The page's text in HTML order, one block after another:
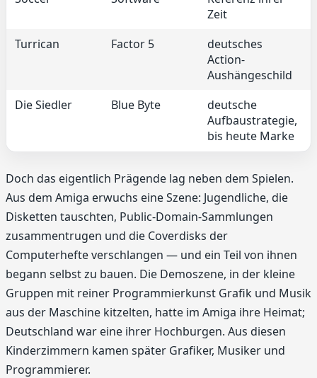
Zeit
Turrican
Factor 5
deutsches
Action-
Aushängeschild
Die Siedler
Blue Byte
deutsche
Aufbaustrategie,
bis heute Marke
Doch das eigentlich Prägende lag neben dem Spielen.
Aus dem Amiga erwuchs eine Szene: Jugendliche, die
Disketten tauschten, Public-Domain-Sammlungen
zusammentrugen und die Coverdisks der
Computerhefte verschlangen — und ein Teil von ihnen
begann selbst zu bauen. Die Demoszene, in der kleine
Gruppen mit reiner Programmierkunst Grafik und Musik
aus der Maschine kitzelten, hatte im Amiga ihre Heimat;
Deutschland war eine ihrer Hochburgen. Aus diesen
Kinderzimmern kamen später Grafiker, Musiker und
Programmierer.